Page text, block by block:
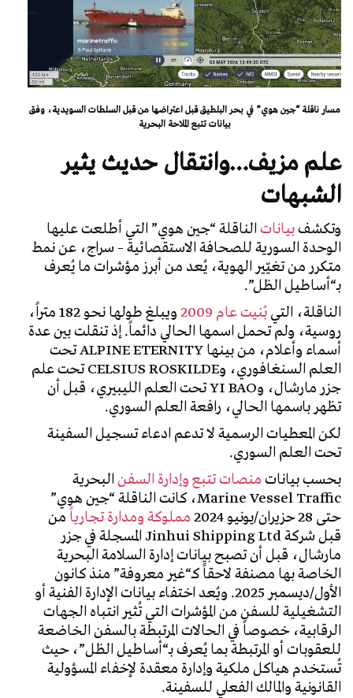
مسار ناقلة “جين هوي” في بحر البلطيق قبل اعتراضها من قبل السلطات السويدية، وفق
بيانات تتبع الملاحة البحرية
علم مزيف…وانتقال حديث يثير
الشبهات
وتكشفبياناتالناقلة “جين هوي” التي أطلعت عليها
الوحدة السورية للصحافة الاستقصائية – سراج، عن نمط
متكرر من تغيّير الهوية، يُعد من أبرز مؤشرات ما يُعرف
بـ“أساطيل الظل”.
الناقلة، التي بُنيت عام 2009
ويبلغ طولها نحو 182 متراً،
روسية، ولم تحمل اسمها الحالي دائماً. إذ تنقلت بين عدة
أسماء وأعلام، من بينها ALPINE ETERNITY تحت
العلم السنغافوري، وCELSIUS ROSKILDE تحت علم
جزر مارشال، وYI BAO تحت العلم الليبيري، قبل أن
تظهر باسمها الحالي، رافعة العلم السوري.
لكن المعطيات الرسمية لا تدعم ادعاء تسجيل السفينة
تحت العلم السوري.
بحسب بياناتمنصات تتبع وإدارة السفنالبحرية
Marine Vessel Traffic، كانت الناقلة “جين هوي”
حتى 28 حزيران/يونيو 2024
مملوكة ومدارة تجارياًمن
قبل شركة Jinhui Shipping Ltd المسجلة في جزر
مارشال، قبل أن تصبح بيانات إدارة السلامة البحرية
الخاصة بها مصنفة لاحقاً كـ“غير معروفة” منذ كانون
الأول/ديسمبر 2025. ويُعد اختفاء بيانات الإدارة الفنية أو
التشغيلية للسفن من المؤشرات التي تُثير انتباه الجهات
الرقابية، خصوصاً في الحالات المرتبطة بالسفن الخاضعة
للعقوبات أو المرتبطة بما يُعرف بـ“أساطيل الظل”، حيث
تُستخدم هياكل ملكية وإدارة معقدة لإخفاء المسؤولية
القانونية والمالك الفعلي للسفينة.